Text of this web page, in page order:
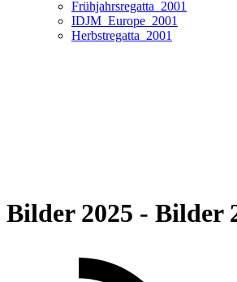
Frühjahrsregatta_2001
IDJM_Europe_2001
Herbstregatta_2001
Bilder 2025 - Bilder